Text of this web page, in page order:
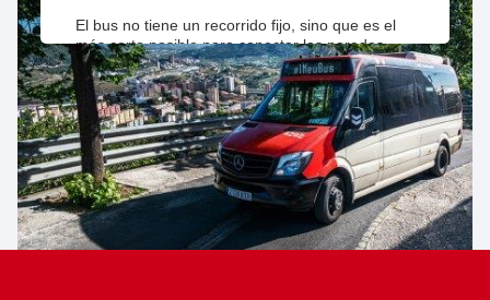
El bus no tiene un recorrido fijo, sino que es el
más corto posible para conectar las paradas
solicitadas.